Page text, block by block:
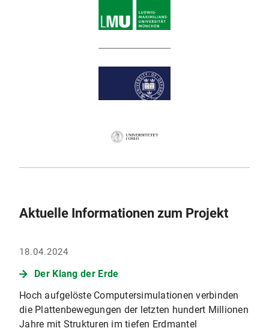
Aktuelle Informationen zum Projekt
18.04.2024
Der Klang der Erde
Hoch aufgelöste Computersimulationen verbinden
die Plattenbewegungen der letzten hundert Millionen
Jahre mit Strukturen im tiefen Erdmantel